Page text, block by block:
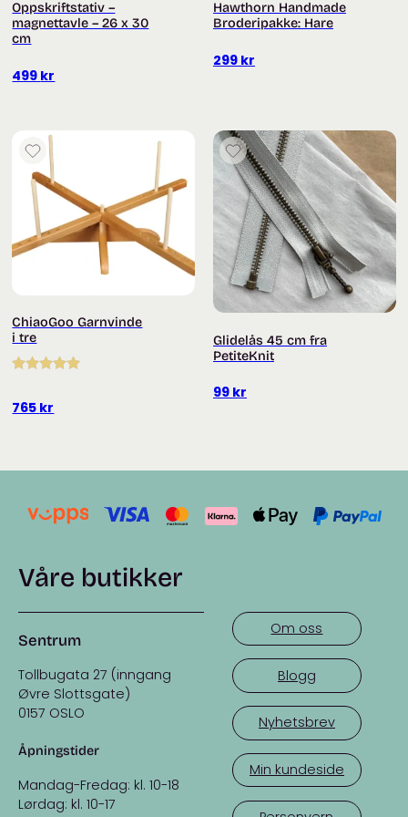
Oppskriftstativ –
magnettavle – 26 x 30
cm
499 kr
Hawthorn Handmade
Broderipakke: Hare
299 kr
ChiaoGoo Garnvinde
i tre
av 5
765 kr
Glidelås 45 cm fra
PetiteKnit
99 kr
Våre butikker
Sentrum
Tollbugata 27 (inngang
Øvre Slottsgate)
0157 OSLO
Åpningstider
Mandag-Fredag: kl. 10-18
Lørdag: kl. 10-17
Om oss
Blogg
Nyhetsbrev
Min kundeside